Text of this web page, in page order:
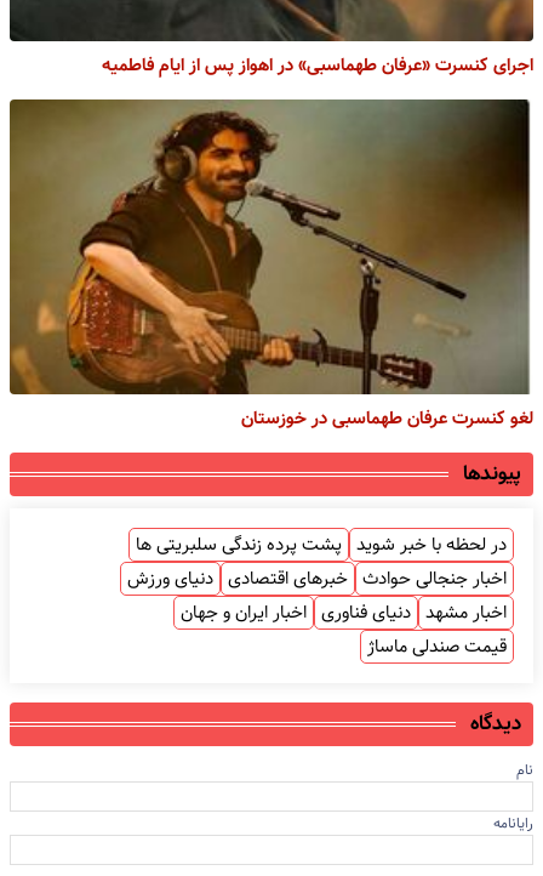
اجرای کنسرت «عرفان طهماسبی» در اهواز پس از ایام فاطمیه
لغو کنسرت عرفان طهماسبی در خوزستان
پیوندها
در لحظه با خبر شوید پشت پرده زندگی سلبریتی ها
اخبار جنجالی حوادث خبرهای اقتصادی دنیای ورزش
اخبار مشهد دنیای فناوری اخبار ایران و جهان
قیمت صندلی ماساژ
دیدگاه
نام
رایانامه